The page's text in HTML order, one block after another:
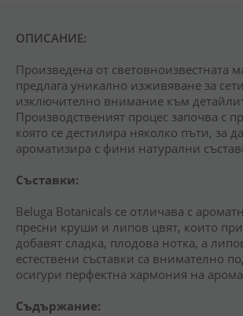
ОПИСАНИЕ:
Произведена от световноизвестната
предлага уникално изживяване за
изключително внимание към
Производственият процес започва с
която се дестилира няколко пъти, за
ароматизира с фини натурални
Съставки:
Beluga Botanicals се отличава с
пресни круши и липов цвят, които
добавят сладка, плодова нотка, а
естествени съставки са внимателно
осигури перфектна хармония на
Съдържание: